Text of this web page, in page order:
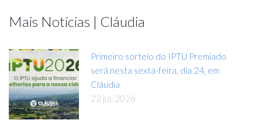
Mais Notícias | Cláudia
Primeiro sorteio do IPTU Premiado
será nesta sexta-feira, dia 24, em
Cláudia
22 jul, 2026